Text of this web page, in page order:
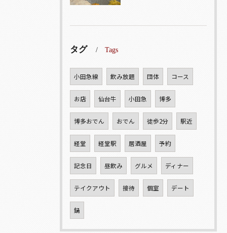
タグ Tags
小田急線 飲み放題 団体 コース
お店 仙台牛 小田急 博多
博多おでん おでん 徒歩2分 駅近
経堂 経堂駅 居酒屋 予約
記念日 昼飲み グルメ ディナー
テイクアウト 接待 個室 デート
鍋